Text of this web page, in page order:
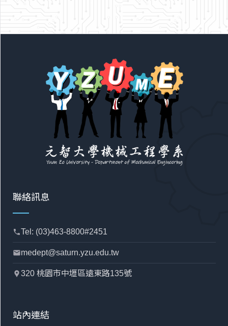
聯絡訊息
phoneTel: (03)463-8800#2451
mailmedept@saturn.yzu.edu.tw
location_pin320 桃園市中壢區遠東路135號
站內連結